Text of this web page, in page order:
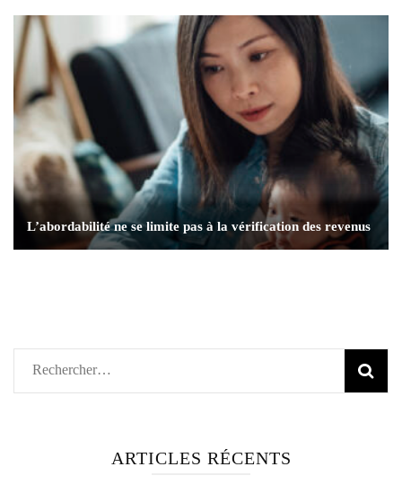
L’abordabilité ne se limite pas à la vérification des revenus
Rechercher :
ARTICLES RÉCENTS